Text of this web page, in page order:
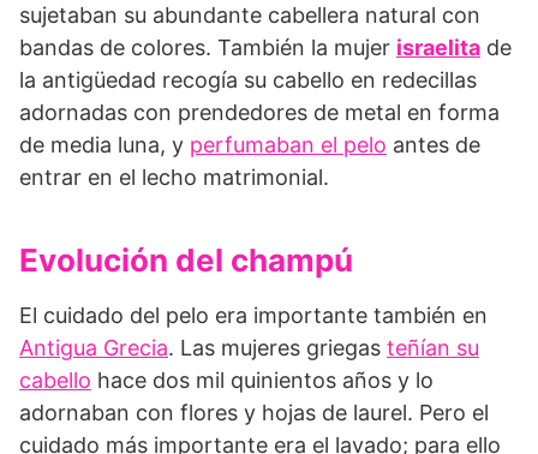
sujetaban su abundante cabellera natural con
bandas de colores. También la mujer israelita de
la antigüedad recogía su cabello en redecillas
adornadas con prendedores de metal en forma
de media luna, y perfumaban el pelo antes de
entrar en el lecho matrimonial.
Evolución del champú
El cuidado del pelo era importante también en
Antigua Grecia. Las mujeres griegas teñían su
cabello hace dos mil quinientos años y lo
adornaban con flores y hojas de laurel. Pero el
cuidado más importante era el lavado; para ello